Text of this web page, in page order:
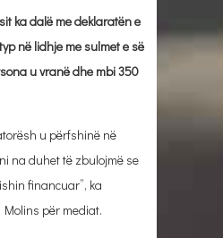
ka dalë me deklaratën e
në lidhje me sulmet e së
u vranë dhe mbi 350
u përfshinë në
na duhet të zbulojmë se
financuar”, ka
për mediat.